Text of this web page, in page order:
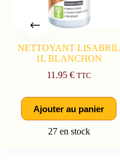
NETTOYANT LISABRIL
1L BLANCHON
11.95 € TTC
Ajouter au panier
27 en stock